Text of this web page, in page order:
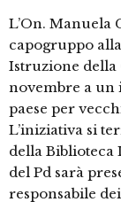
L’On. Manuela
capogruppo
Istruzione della
novembre a un
paese per
L’iniziativa si
della Biblioteca
del Pd sarà
responsabile dei